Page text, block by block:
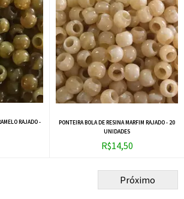
RAJADO -
PONTEIRA BOLA DE RESINA MARFIM RAJADO - 20
UNIDADES
R$14,50
Próximo